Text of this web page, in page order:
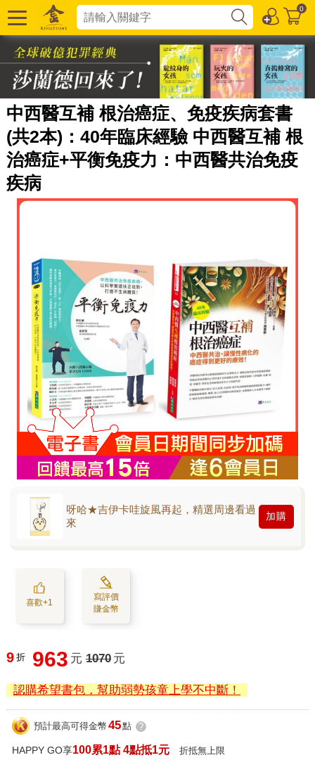
0
中西醫互補 根治癌症、免疫疾病套書
(共2本)：40年臨床經驗 中西醫互補 根
治癌症+平衡免疫力：中西醫共治免疫
疾病
呀哈★吉伊卡哇旋風再起，精選周邊看過
來
加購
喜歡+1
寫評價
賺金幣
9 折 963 元 1070 元
認購希望書包，幫助弱勢孩童上學不中斷！
預計最高可得金幣 45點 ?
HAPPY GO享100累1點 4點抵1元 折抵無上限